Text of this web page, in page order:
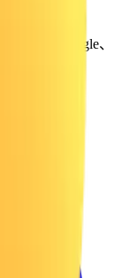
、Google、